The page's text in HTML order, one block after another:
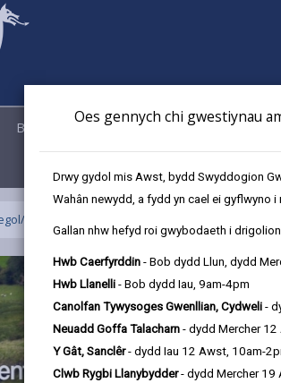
Oes gennych chi gwestiynau
Drwy gydol mis Awst, bydd Swyddogion
Wahân newydd, a fydd yn cael ei
Gallan nhw hefyd roi gwybodaeth i
Hwb Caerfyrddin - Bob dydd Llun, dydd
Hwb Llanelli - Bob dydd Iau, 9am-4pm
Canolfan Tywysoges Gwenllian, Cydweli -
Neuadd Goffa Talacharn - dydd Mercher
Y Gât, Sanclêr- dydd Iau 12 Awst, 10am-
Clwb Rygbi Llanybydder- dydd Mercher 19
Busnes Cyngor a Democratiaeth
Arunigol y Gronfa Ffyniant Gyffredin